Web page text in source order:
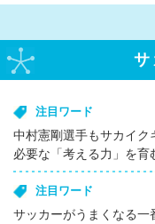
注目ワード
中村憲剛選手もサカイ
必要な「考える力」を育
注目ワード
サッカーがうまくなる一